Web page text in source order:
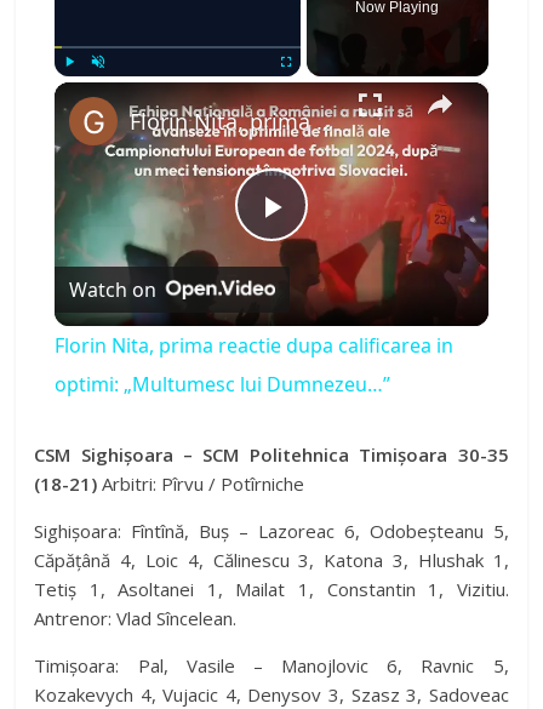
Now Playing
×
P
l
a
y
V
i
d
Florin Nita, prima reactie dupa calificarea in optimi: „Multumesc lui Dumnezeu…”
Watch on
Florin Nita, prima reactie dupa calificarea in
optimi: „Multumesc lui Dumnezeu…”
CSM Sighișoara – SCM Politehnica Timișoara 30-35
(18-21) Arbitri: Pîrvu / Potîrniche
Sighișoara: Fîntînă, Buș – Lazoreac 6, Odobeșteanu 5,
Căpățână 4, Loic 4, Călinescu 3, Katona 3, Hlushak 1,
Tetiș 1, Asoltanei 1, Mailat 1, Constantin 1, Vizitiu.
Antrenor: Vlad Sîncelean.
Timișoara: Pal, Vasile – Manojlovic 6, Ravnic 5,
Kozakevych 4, Vujacic 4, Denysov 3, Szasz 3, Sadoveac